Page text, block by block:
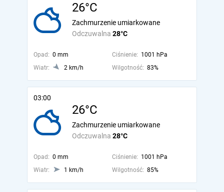
26°C
Odczuwalna 28°C
Zachmurzenie umiarkowane
Opad: 0 mm Ciśnienie: 1001 hPa
Wiatr:
2 km/h Wilgotność: 83%
03:00
26°C
Odczuwalna 28°C
Zachmurzenie umiarkowane
Opad: 0 mm Ciśnienie: 1001 hPa
Wiatr:
1 km/h Wilgotność: 85%